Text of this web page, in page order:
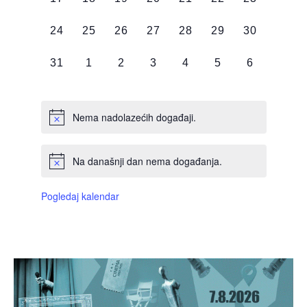
0
24
0
25
0
26
0
27
0
28
0
29
0
30
0
31
0
1
0
2
0
3
0
4
0
5
0
6
Nema nadolazećih događaji.
Na današnji dan nema događanja.
Pogledaj kalendar